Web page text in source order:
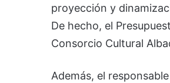
proyección y
De hecho, el
Consorcio Cultural
Además, el